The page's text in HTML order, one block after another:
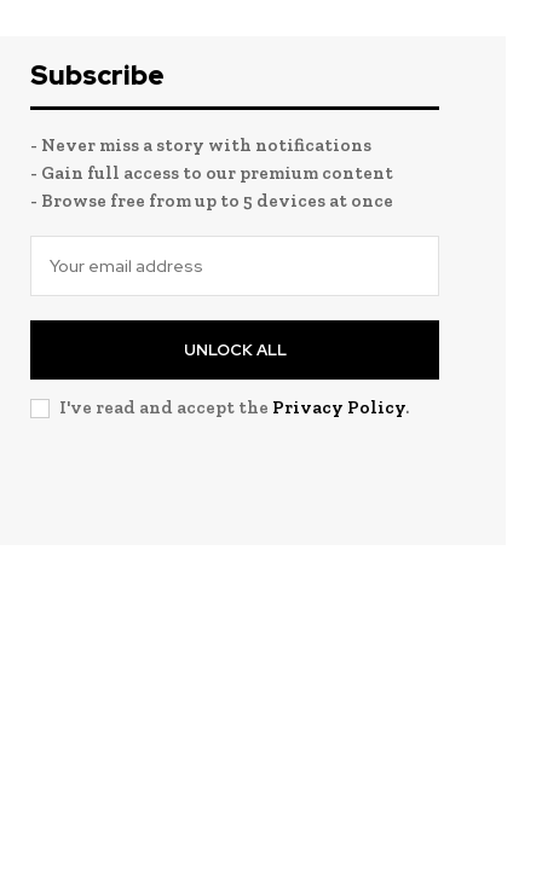
Subscribe
- Never miss a story with notifications
- Gain full access to our premium content
- Browse free from up to 5 devices at once
UNLOCK ALL
I've read and accept the Privacy Policy.